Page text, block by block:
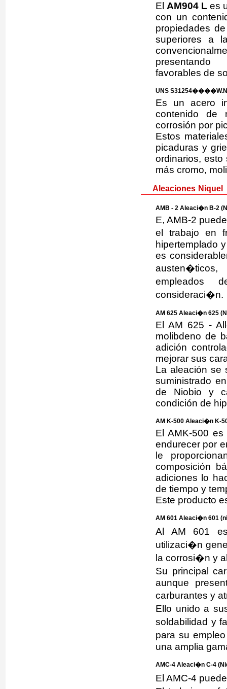
El AM904 L es
con un
propiedades
superiores a
presentando
favorables de
UNS
Es un acero
contenido de
corrosión por
Estos
picaduras y
ordinarios,
más cromo,
Aleaciones Niquel
AMB - 2 Aleaci�n B-2
E, AMB-2
el trabajo en
hipertemplado
es
empleados
consideraci�n.
AM 625 Aleaci�n 625
El AM 625 -
molibdeno de
adición
mejorar sus
La aleación se
suministrado
de Niobio y
condición de
AM K-500 Aleaci�n K-
El AMK-500
endurecer por
le
composición
adiciones lo
de tiempo y
Este producto
AM 601 Aleaci�n 601
Al AM 601
utilizaci�n
la corrosi�n y
Su principal
aunque
carburantes y
Ello unido a
soldabilidad y
para su
una amplia
AMC-4 Aleaci�n C-4
El AMC-4